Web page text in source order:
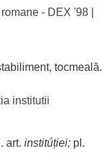
- DEX '98|
, tocmeală.
institutii
art. institúției;pl.